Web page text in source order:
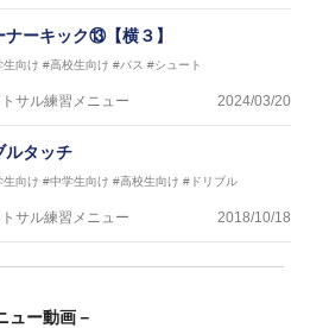
ナーキック⑬【横３】
生向け #高校生向け #パス #シュート
サル練習メニュー 2024/03/20
ルタッチ
生向け #中学生向け #高校生向け #ドリブル
サル練習メニュー 2018/10/18
ュー動画－